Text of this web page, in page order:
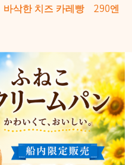
바삭한 치즈 카레빵 290엔